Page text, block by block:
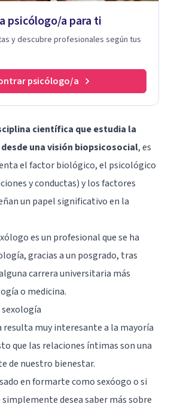
psicólogo/a para ti
y descubre profesionales según tus
psicólogo/a
científica que estudia la
una visión biopsicosocial, es
el factor biológico, el psicológico
y conductas) y los factores
un papel significativo en la
es un profesional que se ha
gracias a un posgrado, tras
carrera universitaria más
o medicina.
resulta muy interesante a la mayoría
que las relaciones íntimas son una
de nuestro bienestar.
en formarte como sexóogo o si
simplemente desea saber más sobre